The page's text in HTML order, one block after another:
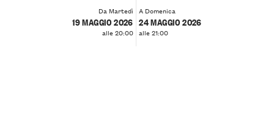
Da Martedì
19 MAGGIO 2026
alle 20:00
A Domenica
24 MAGGIO 2026
alle 21:00